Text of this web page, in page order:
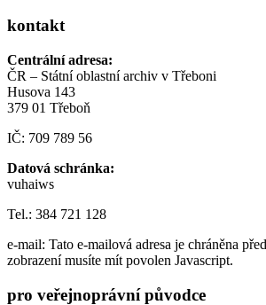
kontakt
Centrální adresa:
ČR – Státní oblastní archiv v Třeboni
Husova 143
379 01 Třeboň
IČ: 709 789 56
Datová schránka:
vuhaiws
Tel.: 384 721 128
e-mail: Tato e-mailová adresa je chráněna
zobrazení musíte mít povolen Javascript.
pro veřejnoprávní původce